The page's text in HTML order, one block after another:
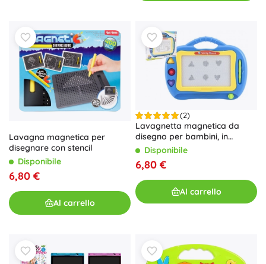
Lavagna magnetica per
disegnare con stencil
Disponibile
6,80 €
Al carrello
(2)
Lavagnetta magnetica da
disegno per bambini, in
plastica, 2 colori
Disponibile
6,80 €
Al carrello